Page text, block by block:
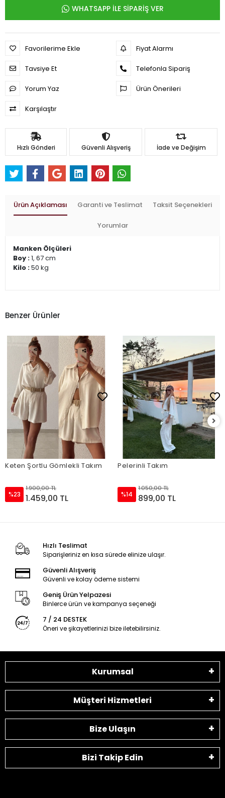
WHATSAPP İLE SİPARİŞ VER
Favorilerime Ekle
Tavsiye Et
Yorum Yaz
Karşılaştır
Fiyat Alarmı
Telefonla Sipariş
Ürün Önerileri
Hızlı Gönderi Güvenli Alışveriş İade ve Değişim
Ürün Açıklaması Garanti ve Teslimat Taksit Seçenekleri
Yorumlar
Manken Ölçüleri
Boy :1, 67 cm
Kilo :50 kg
Benzer Ürünler
Keten Şortlu Gömlekli Takım
%23
1.900,00 TL
1.459,00 TL
Pelerinli Takım
%14
1.050,00 TL
899,00 TL
Hızlı Teslimat
Siparişleriniz en kısa sürede elinize ulaşır.
Güvenli Alışveriş
Güvenli ve kolay ödeme sistemi
Geniş Ürün Yelpazesi
Binlerce ürün ve kampanya seçeneği
7 / 24 DESTEK
Öneri ve şikayetlerinizi bize iletebilirsiniz.
Kurumsal
Müşteri Hizmetleri
Bize Ulaşın
Bizi Takip Edin